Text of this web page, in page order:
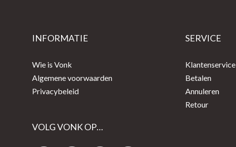
INFORMATIE
Wie is Vonk
Algemene voorwaarden
Privacybeleid
VOLG VONK OP…
SERVICE
Klantenservice
Betalen
Annuleren
Retour